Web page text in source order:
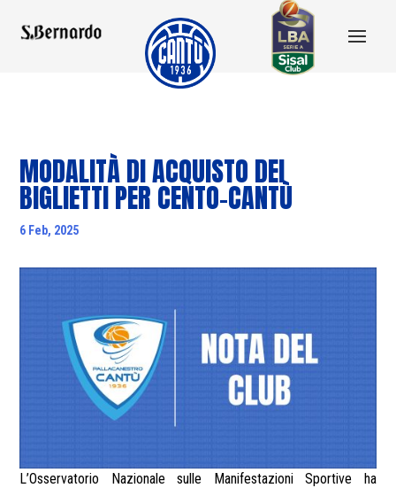
MODALITÀ DI ACQUISTO DEI
BIGLIETTI PER CENTO-CANTÙ
6 Feb, 2025
L’Osservatorio Nazionale sulle Manifestazioni Sportive ha